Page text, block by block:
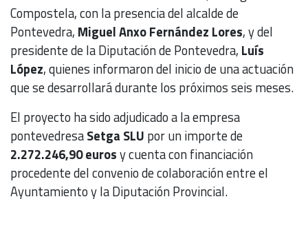
Compostela, con la presencia del alcalde de
Pontevedra, Miguel Anxo Fernández Lores, y del
presidente de la Diputación de Pontevedra, Luís
López, quienes informaron del inicio de una actuación
que se desarrollará durante los próximos seis meses.
El proyecto ha sido adjudicado a la empresa
pontevedresaSetga SLU por un importe de
2.272.246,90 eurosy cuenta con financiación
procedente del convenio de colaboración entre el
Ayuntamiento y la Diputación Provincial.